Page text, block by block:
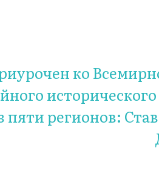
ко
пяти регионов: